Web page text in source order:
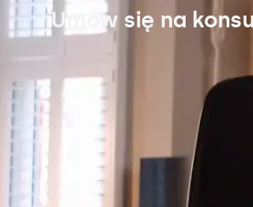
Umów się na